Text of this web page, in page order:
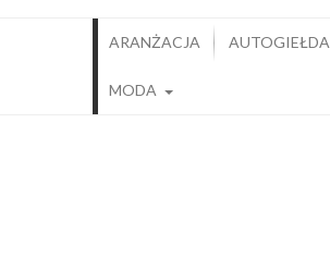
ARANŻACJA AUTOGIEŁDA
MODA